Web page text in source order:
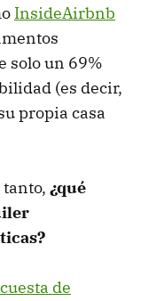
InsideAirbnb
solo un 69%
(es decir,
propia casa
¿qué
de